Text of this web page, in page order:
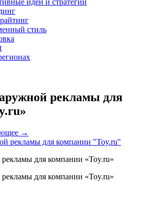
идеи и стратегии
стиль
рекламы для
→
для компании «Toy.ru»
для компании «Toy.ru»